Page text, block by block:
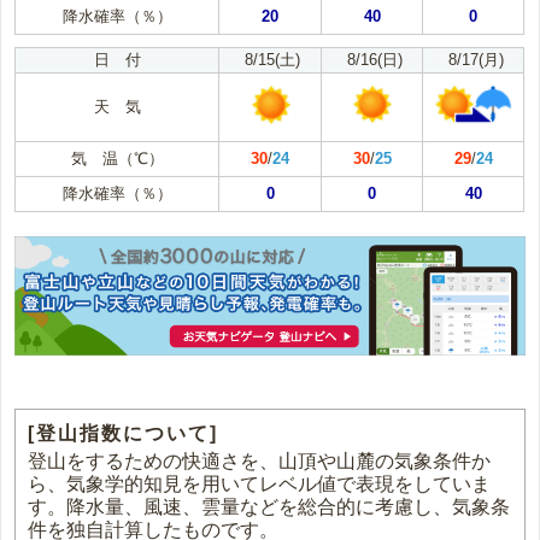
降水確率（％） 20 40 0
日 付 8/15(土) 8/16(日) 8/17(月)
天 気
気 温（℃） 30/24 30/25 29/24
降水確率（％）
0 0 40
[登山指数について]
登山をするための快適さを、山頂や山麓の気象条件か
ら、気象学的知見を用いてレベル値で表現をしていま
す。降水量、風速、雲量などを総合的に考慮し、気象条
件を独自計算したものです。